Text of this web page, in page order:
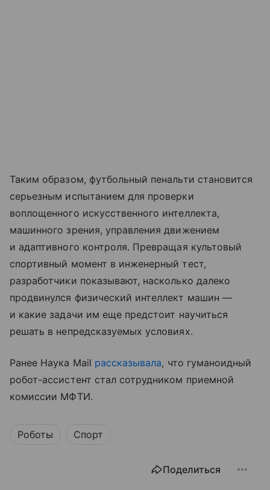
Таким образом, футбольный пенальти становится
серьезным испытанием для проверки
воплощенного искусственного интеллекта,
машинного зрения, управления движением
и адаптивного контроля. Превращая культовый
спортивный момент в инженерный тест,
разработчики показывают, насколько далеко
продвинулся физический интеллект машин —
и какие задачи им еще предстоит научиться
решать в непредсказуемых условиях.
Ранее Наука Mail рассказывала, что гуманоидный
робот-ассистент стал сотрудником приемной
комиссии МФТИ.
Роботы Спорт
Поделиться